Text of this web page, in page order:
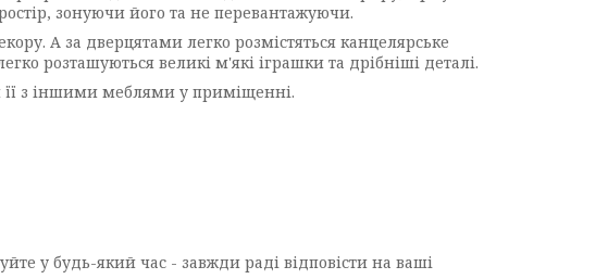
зонуючи його та не перевантажуючи.
А за дверцятами легко розмістяться канцелярське
розташуються великі м'які іграшки та дрібніші деталі.
її з іншими меблями у приміщенні.
у будь-який час - завжди раді відповісти на ваші